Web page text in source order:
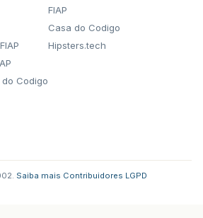
Codigo
FIAP
Casa do Codigo
Hipsters.tech
Saiba mais Contribuidores LGPD